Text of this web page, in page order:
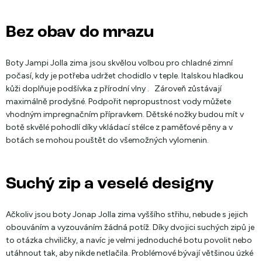
Bez obav do mrazu
Boty Jampi Jolla zima jsou skvělou volbou pro chladné zimní
počasí, kdy je potřeba udržet chodidlo v teple. Italskou hladkou
kůži doplňuje podšívka z přírodní vlny . Zároveň zůstávají
maximálně prodyšné. Podpořit nepropustnost vody můžete
vhodným impregnačním přípravkem. Dětské nožky budou mít v
botě skvělé pohodlí díky vkládací stélce z paměťové pěny a v
botách se mohou pouštět do všemožných vylomenin.
Suchý zip a veselé designy
Ačkoliv jsou boty Jonap Jolla zima vyššího střihu, nebude s jejich
obouváním a vyzouváním žádná potíž. Díky dvojici suchých zipů je
to otázka chviličky, a navíc je velmi jednoduché botu povolit nebo
utáhnout tak, aby nikde netlačila. Problémové bývají většinou úzké